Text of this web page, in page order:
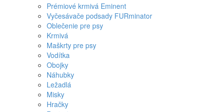
Prémiové krmivá Eminent
Vyčesávače podsady FURminator
Oblečenie pre psy
Krmivá
Maškrty pre psy
Vodítka
Obojky
Náhubky
Ležadlá
Misky
Hračky